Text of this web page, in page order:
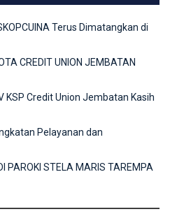
Terus Dimatangkan di
CREDIT UNION JEMBATAN
KSP Credit Union Jembatan Kasih
Pelayanan dan
PAROKI STELA MARIS TAREMPA